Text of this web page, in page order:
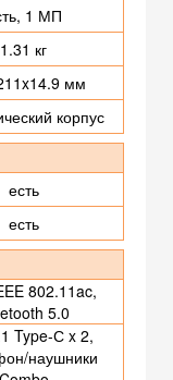
1 МП
1.31 кг
мм
корпус
есть
есть
802.11ac,
5.0
Type-С x 2,
наушники